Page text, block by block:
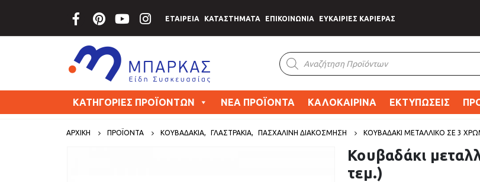
ΕΤΑΙΡΕΙΑ ΚΑΤΑΣΤΗΜΑΤΑ ΕΠΙΚΟΙΝΩΝΙΑ ΕΥΚΑΙΡΙΕΣ ΚΑΡΙΕΡΑΣ
Products
search
ΚΑΤΗΓΟΡΙΕΣ ΠΡΟΪΟΝΤΩΝ ΝΕΑ ΠΡΟΪΟΝΤΑ ΚΑΛΟΚΑΙΡΙΝΑ ΕΚΤΥΠΩΣΕΙΣ
ΑΡΧΙΚΗ ΠΡΟΪΟΝΤΑ ΚΟΥΒΑΔΑΚΙΑ, ΓΛΑΣΤΡΑΚΙΑ, ΠΑΣΧΑΛΙΝΗ ΔΙΑΚΟΣΜΗΣΗ ΚΟΥΒΑΔΆΚΙ ΜΕΤΑΛΛΙΚΌ ΣΕ 3
Κουβαδάκι
τεμ.)